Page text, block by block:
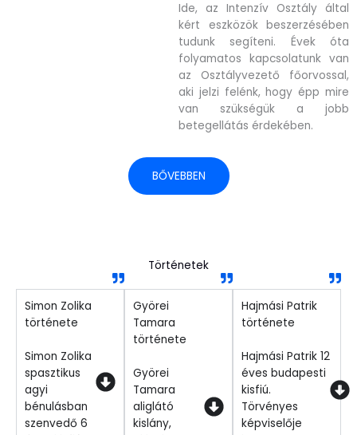
Ide, az Intenzív Osztály által
kért eszközök beszerzésében
tudunk segíteni. Évek óta
folyamatos kapcsolatunk van
az Osztályvezető főorvossal,
aki jelzi felénk, hogy épp mire
van szükségük a jobb
betegellátás érdekében.
BŐVEBBEN
Történetek
Simon Zolika
története
Simon Zolika
spasztikus
agyi
bénulásban
szenvedő 6
Györei
Tamara
története
Györei
Tamara
aliglátó
kislány,
Hajmási Patrik
története
Hajmási Patrik 12
éves budapesti
kisfiú.
Törvényes
képviselője